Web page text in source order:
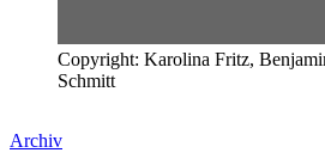
Copyright: Karolina Fritz,
Schmitt
Archiv